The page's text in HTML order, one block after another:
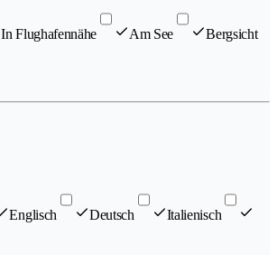
In Flughafennähe Am See Bergsicht
Englisch Deutsch Italienisch